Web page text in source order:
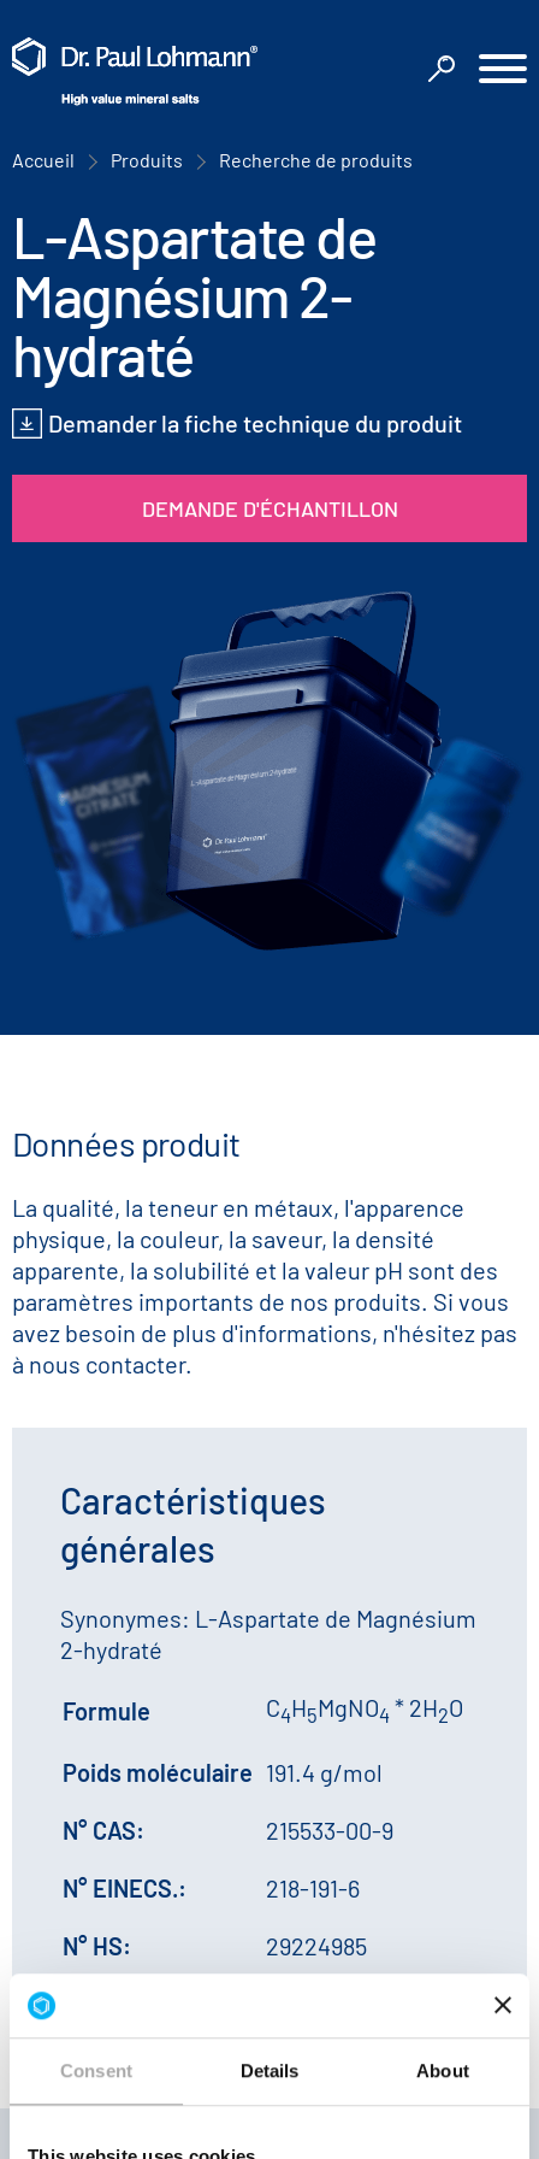
Consent Details About
Accueil Produits Recherche de produits
L-Aspartate de
Magnésium 2-
hydraté
Demander la fiche technique du produit
DEMANDE D'ÉCHANTILLON
L-Aspartate de Magnésium 2-hydraté
Données produit
La qualité, la teneur en métaux, l'apparence
physique, la couleur, la saveur, la densité
apparente, la solubilité et la valeur pH sont des
paramètres importants de nos produits. Si vous
avez besoin de plus d'informations, n'hésitez pas
à nous contacter.
Caractéristiques
générales
Synonymes: L-Aspartate de Magnésium
2-hydraté
Formule C4H5MgNO4 * 2H2O
Poids moléculaire 191.4 g/mol
N° CAS:
215533-00-9
N° EINECS.:
218-191-6
N° HS:
29224985